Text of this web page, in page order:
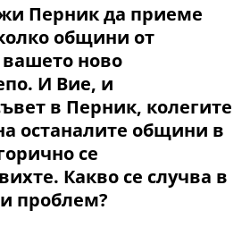
Перник да приеме
общини от
ново
И Вие, и
в Перник, колегите
останалите общини в
се
Какво се случва в
проблем?